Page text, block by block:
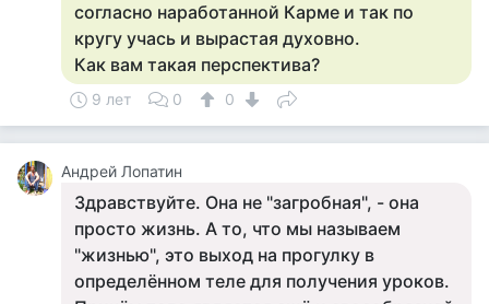
согласно наработанной Карме и так по
кругу учась и вырастая духовно.
Как вам такая перспектива?
9 лет 0 0
Андрей Лопатин
Здравствуйте. Она не "загробная", - она
просто жизнь. А то, что мы называем
"жизнью", это выход на прогулку в
определённом теле для получения уроков.